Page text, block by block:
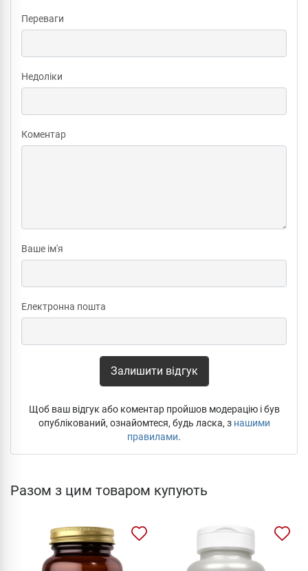
Переваги
Недоліки
Коментар
Ваше ім'я
Електронна пошта
Залишити відгук
Щоб ваш відгук або коментар пройшов модерацію і був
опублікований, ознайомтеся, будь ласка, з нашими
правилами.
Разом з цим товаром купують